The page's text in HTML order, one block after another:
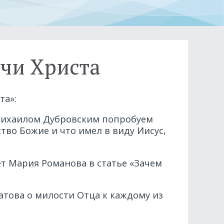
Христа
Дубровским попробуем
Божие и что имел в виду Иисус,
Мария Романова в статье «Зачем
о милости Отца к каждому из